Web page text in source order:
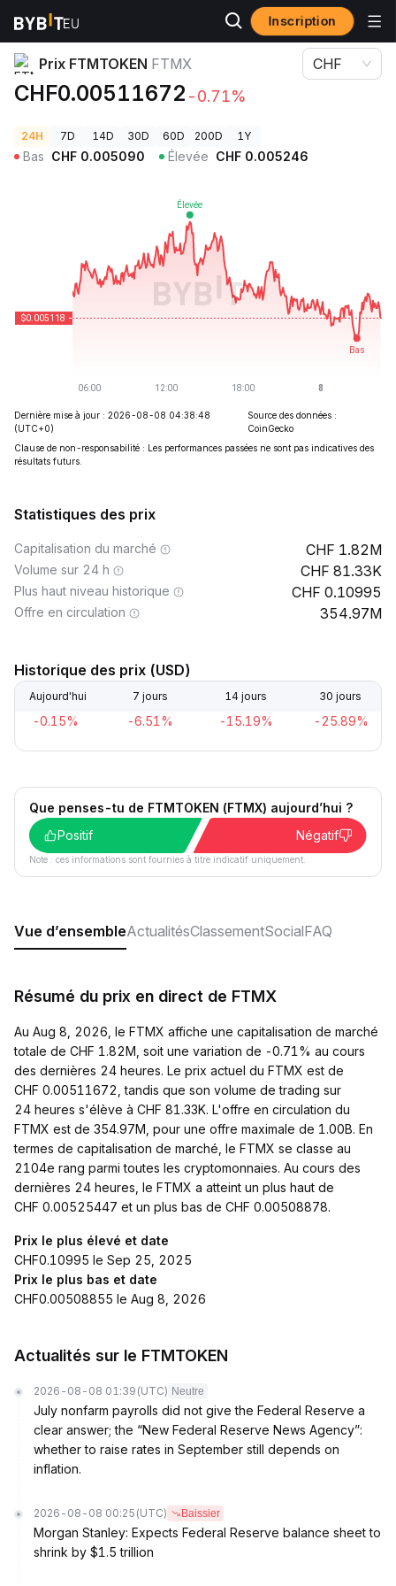
Inscription
Prix des cryptos Prix FTMTOKEN FTMX
Prix FTMTOKEN FTMX
CHF0.00511672 -0.71%
CHF
24H 7D 14D 30D 60D 200D 1Y
Bas CHF 0.005090 Élevée CHF 0.005246
Dernière mise à jour : 2026-08-08 04:38:48
(UTC+0)
Source des données :
CoinGecko
Clause de non-responsabilité : Les performances passées ne sont pas indicatives des
résultats futurs.
Statistiques des prix
Capitalisation du marché 1.82M
Volume sur 24 h 81.33K
Plus haut niveau historique 0.10995
Offre en circulation 354.97M
Historique des prix (USD)
Aujourd'hui 7 jours 14 jours 30 jours
-0.15% -6.51% -15.19% -25.89%
Que penses-tu de FTMTOKEN (FTMX) aujourd’hui ?
Positif
Négatif
Note : ces informations sont fournies à titre indicatif uniquement.
Vue d’ensembleActualitésClassementSocialFAQ
Résumé du prix en direct de FTMX
Au Aug 8, 2026, le FTMX affiche une capitalisation de marché
totale de CHF 1.82M, soit une variation de -0.71% au cours
des dernières 24 heures. Le prix actuel du FTMX est de
CHF 0.00511672, tandis que son volume de trading sur
24 heures s'élève à CHF 81.33K. L'offre en circulation du
FTMX est de 354.97M, pour une offre maximale de 1.00B. En
termes de capitalisation de marché, le FTMX se classe au
2104e rang parmi toutes les cryptomonnaies. Au cours des
dernières 24 heures, le FTMX a atteint un plus haut de
CHF 0.00525447 et un plus bas de CHF 0.00508878.
Prix le plus élevé et date
CHF0.10995 le Sep 25, 2025
Prix le plus bas et date
CHF0.00508855 le Aug 8, 2026
Actualités sur le FTMTOKEN
2026-08-08 01:39 (UTC) Neutre
July nonfarm payrolls did not give the Federal Reserve a
clear answer; the “New Federal Reserve News Agency”:
whether to raise rates in September still depends on
inflation.
2026-08-08 00:25 (UTC) Baissier
Morgan Stanley: Expects Federal Reserve balance sheet to
shrink by $1.5 trillion